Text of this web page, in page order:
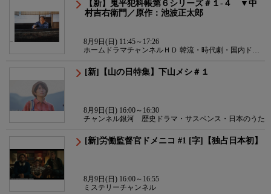
【新】鬼平犯科帳第６シリーズ＃１-４ ▼中
村吉右衛門／原作：池波正太郎
8月9日(日) 11:45～17:26
ホームドラマチャンネルＨＤ 韓流・時代劇・国内ドラ
[新]【山の日特集】下山メシ＃１
8月9日(日) 16:00～16:30
チャンネル銀河 歴史ドラマ・サスペンス・日本のうた
[新]労働監督官ドメニコ #1 [字]【独占日本初】
8月9日(日) 16:00～16:55
ミステリーチャンネル